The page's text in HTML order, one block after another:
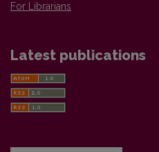
For Librarians
Latest publications